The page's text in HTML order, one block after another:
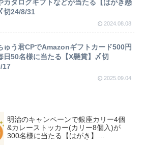
カタログギフトなどが当たる【はがき懸
切24/8/31
2024.08.08
ゅう君CPでAmazonギフトカード500円
日50名様に当たる【X懸賞】〆切
17
2025.09.04
明治のキャンペーンで銀座カリー4個
&カレーストッカー(カリー8個入)が
300名様に当たる【はがき】